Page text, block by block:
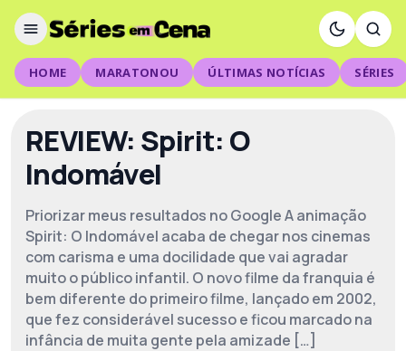
HOME MARATONOU ÚLTIMAS NOTÍCIAS SÉRIES
REVIEW: Spirit: O
Indomável
Priorizar meus resultados no Google A animação
Spirit: O Indomável acaba de chegar nos cinemas
com carisma e uma docilidade que vai agradar
muito o público infantil. O novo filme da franquia é
bem diferente do primeiro filme, lançado em 2002,
que fez considerável sucesso e ficou marcado na
infância de muita gente pela amizade […]